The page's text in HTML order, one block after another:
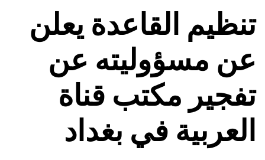
تنظيم القاعدة يعلن
عن مسؤوليته عن
تفجير مكتب قناة
العربية في بغداد